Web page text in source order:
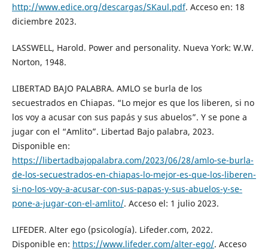
http://www.edice.org/descargas/SKaul.pdf. Acceso en: 18
diciembre 2023.
LASSWELL, Harold. Power and personality. Nueva York: W.W.
Norton, 1948.
LIBERTAD BAJO PALABRA. AMLO se burla de los
secuestrados en Chiapas. “Lo mejor es que los liberen, si no
los voy a acusar con sus papás y sus abuelos”. Y se pone a
jugar con el “Amlito”. Libertad Bajo palabra, 2023.
Disponible en:
https://libertadbajopalabra.com/2023/06/28/amlo-se-burla-
de-los-secuestrados-en-chiapas-lo-mejor-es-que-los-liberen-
si-no-los-voy-a-acusar-con-sus-papas-y-sus-abuelos-y-se-
pone-a-jugar-con-el-amlito/. Acceso el: 1 julio 2023.
LIFEDER. Alter ego (psicología). Lifeder.com, 2022.
Disponible en: https://www.lifeder.com/alter-ego/. Acceso